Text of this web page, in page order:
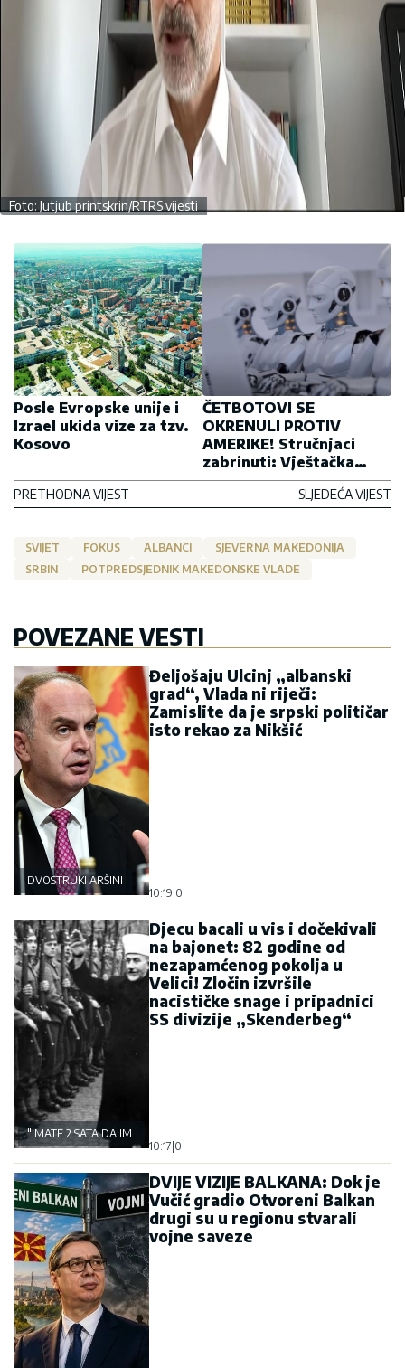
Foto: Jutjub printskrin/RTRS vijesti
Posle Evropske unije i
Izrael ukida vize za tzv.
Kosovo
PRETHODNA VIJEST
ČETBOTOVI SE
OKRENULI PROTIV
AMERIKE! Stručnjaci
zabrinuti: Vještačka
inteligencija je ruska
SLJEDEĆA VIJEST
SVIJET FOKUS ALBANCI
SJEVERNA MAKEDONIJA
SRBIN
POTPREDSJEDNIK MAKEDONSKE VLADE
POVEZANE VESTI
DVOSTRUKI ARŠINI
Đeljošaju Ulcinj „albanski
grad“, Vlada ni riječi:
Zamislite da je srpski političar
isto rekao za Nikšić
10:19 0
"IMATE 2 SATA DA IM RADITE ŠTA HOĆETE"
Djecu bacali u vis i dočekivali
na bajonet: 82 godine od
nezapamćenog pokolja u
Velici! Zločin izvršile
nacističke snage i pripadnici
SS divizije „Skenderbeg“
10:17 0
DVIJE VIZIJE BALKANA: Dok je
Vučić gradio Otvoreni Balkan
drugi su u regionu stvarali
vojne saveze